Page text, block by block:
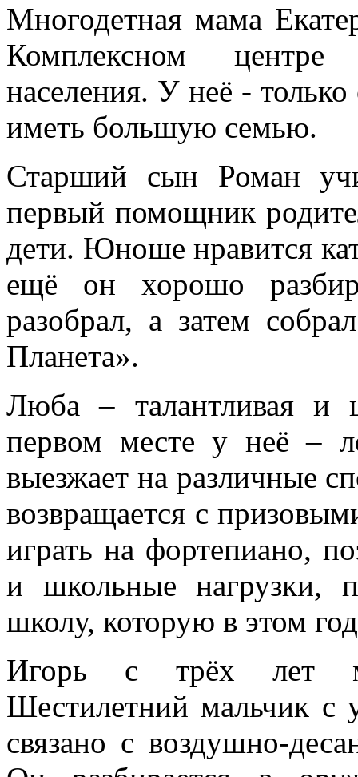
Многодетная мама
Комплексном центре
населения. У неё - только
иметь большую семью.
Старший сын Роман
первый помощник
дети. Юноше нравится
ещё он хорошо
разобрал, а затем
Планета».
Люба – талантливая и
первом месте у неё –
выезжает на различные
возвращается с
играть на фортепиано,
и школьные нагрузки,
школу, которую в этом
Игорь с трёх лет
Шестилетний мальчик с
связано с воздушно-